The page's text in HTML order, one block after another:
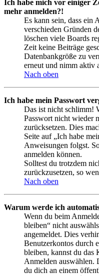
Ich habe mich vor einiger
mehr anmelden?!
Es kann sein, dass ein
verschieden Gründen
löschen viele Boards
Zeit keine Beiträge
Datenbankgröße zu
erneut und nimm aktiv
Nach oben
Ich habe mein Passwort
Das ist nicht schlimm!
Passwort nicht wieder
zurücksetzen. Dies
Seite auf „Ich habe
Anweisungen folgst.
anmelden können.
Solltest du trotzdem
zurückzusetzen, so
Nach oben
Warum werde ich
Wenn du beim
bleiben“ nicht
angemeldet. Dies
Benutzerkontos durch
bleiben, kannst du das
Anmelden auswählen.
du dich an einem